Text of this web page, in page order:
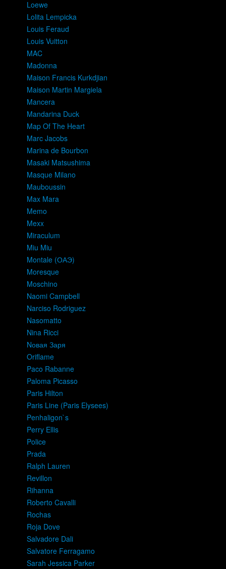
Loewe
Lolita Lempicka
Louis Feraud
Louis Vuitton
MAC
Madonna
Maison Francis Kurkdjian
Maison Martin Margiela
Mancera
Mandarina Duck
Map Of The Heart
Marc Jacobs
Marina de Bourbon
Masaki Matsushima
Masque Milano
Mauboussin
Max Mara
Memo
Mexx
Miraculum
Miu Miu
Montale (ОАЭ)
Moresque
Moschino
Naomi Campbell
Narciso Rodriguez
Nasomatto
Nina Ricci
Nовая Заря
Oriflame
Paco Rabanne
Paloma Picasso
Paris Hilton
Paris Line (Paris Elysees)
Penhaligon`s
Perry Ellis
Police
Prada
Ralph Lauren
Revillon
Rihanna
Roberto Cavalli
Rochas
Roja Dove
Salvadore Dali
Salvatore Ferragamo
Sarah Jessica Parker